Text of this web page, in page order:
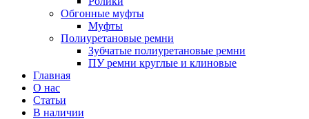
Обгонные муфты
Муфты
Полиуретановые ремни
Зубчатые полиуретановые ремни
ПУ ремни круглые и клиновые
Главная
О нас
Статьи
В наличии